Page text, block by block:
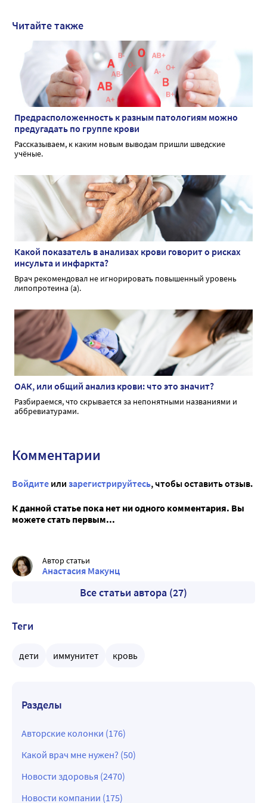
Читайте также
Предрасположенность к разным патологиям можно
предугадать по группе крови
Рассказываем, к каким новым выводам пришли шведские
учёные.
Какой показатель в анализах крови говорит о рисках
инсульта и инфаркта?
Врач рекомендовал не игнорировать повышенный уровень
липопротеина (а).
ОАК, или общий анализ крови: что это значит?
Разбираемся, что скрывается за непонятными названиями и
аббревиатурами.
Комментарии
Войдите или зарегистрируйтесь, чтобы оставить отзыв.
К данной статье пока нет ни одного комментария. Вы
можете стать первым...
Автор статьи
Анастасия Макунц
Все статьи автора (27)
Теги
дети иммунитет кровь
Разделы
Авторские колонки (176)
Какой врач мне нужен? (50)
Новости здоровья (2470)
Новости компании (175)